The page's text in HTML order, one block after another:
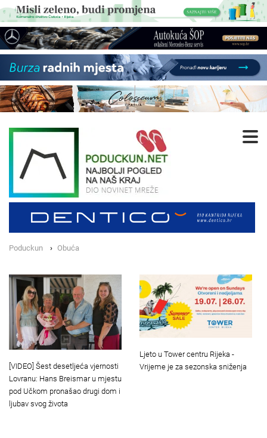
Poduckun Obuća
[VIDEO] Šest desetljeća vjernosti
Lovranu: Hans Breismar u mjestu
pod Učkom pronašao drugi dom i
ljubav svog života
Ljeto u Tower centru Rijeka -
Vrijeme je za sezonska sniženja